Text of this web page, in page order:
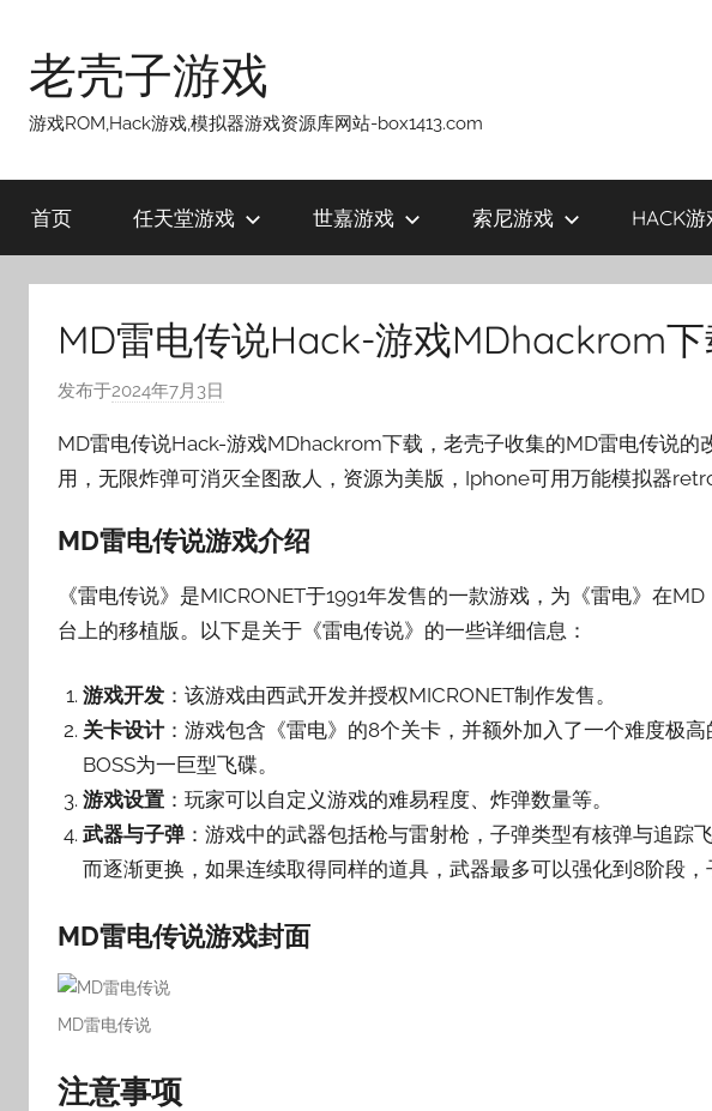
老壳子游戏
游戏ROM,Hack游戏,模拟器游戏资源库网站-box1413.com
首页 任天堂游戏 世嘉游戏 索尼游戏 HACK游
MD雷电传说Hack-游戏MDhackrom
发布于2024年7月3日
:
老
子
MD雷电传说Hack-游戏MDhackrom下载，老壳子收集的MD雷电传说的
用，无限炸弹可消灭全图敌人，资源为美版，Iphone可用万能模拟器
MD雷电传说游戏介绍
《雷电传说》是MICRONET于1991年发售的一款游戏，为《雷电》在
台上的移植版。以下是关于《雷电传说》的一些详细信息：
游戏开发 ：该游戏由西武开发并授权MICRONET制作发售。
关卡设计：游戏包含《雷电》的8个关卡，并额外加入了一个难度极
BOSS为一巨型飞碟。
游戏设置 ：玩家可以自定义游戏的难易程度、炸弹数量等。
武器与子弹：游戏中的武器包括枪与雷射枪，子弹类型有核弹与追踪
而逐渐更换，如果连续取得同样的道具，武器最多可以强化到8阶段
MD雷电传说游戏封面
MD雷电传说
注意事项